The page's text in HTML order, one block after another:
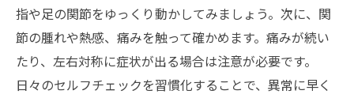
指や足の関節をゆっくり動かしてみましょう。次に、関
節の腫れや熱感、痛みを触って確かめます。痛みが続い
たり、左右対称に症状が出る場合は注意が必要です。
日々のセルフチェックを習慣化することで、異常に早く